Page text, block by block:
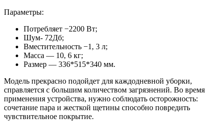
Параметры:
Потребляет −2200 Вт;
Шум- 72Дб;
Вместительность −1, 3 л;
Масса — 10, 6 кг;
Размер — 336*515*340 мм.
Модель прекрасно подойдет для каждодневной уборки,
справляется с большим количеством загрязнений. Во время
применения устройства, нужно соблюдать осторожность:
сочетание пара и жесткой щетины способно повредить
чувствительное покрытие.